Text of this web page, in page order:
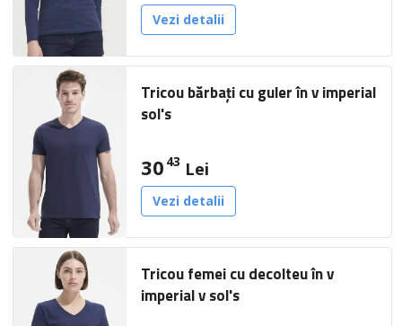
Vezi detalii
Tricou bărbați cu guler în v imperial
sol's
30 43 Lei
Vezi detalii
Tricou femei cu decolteu în v
imperial v sol's